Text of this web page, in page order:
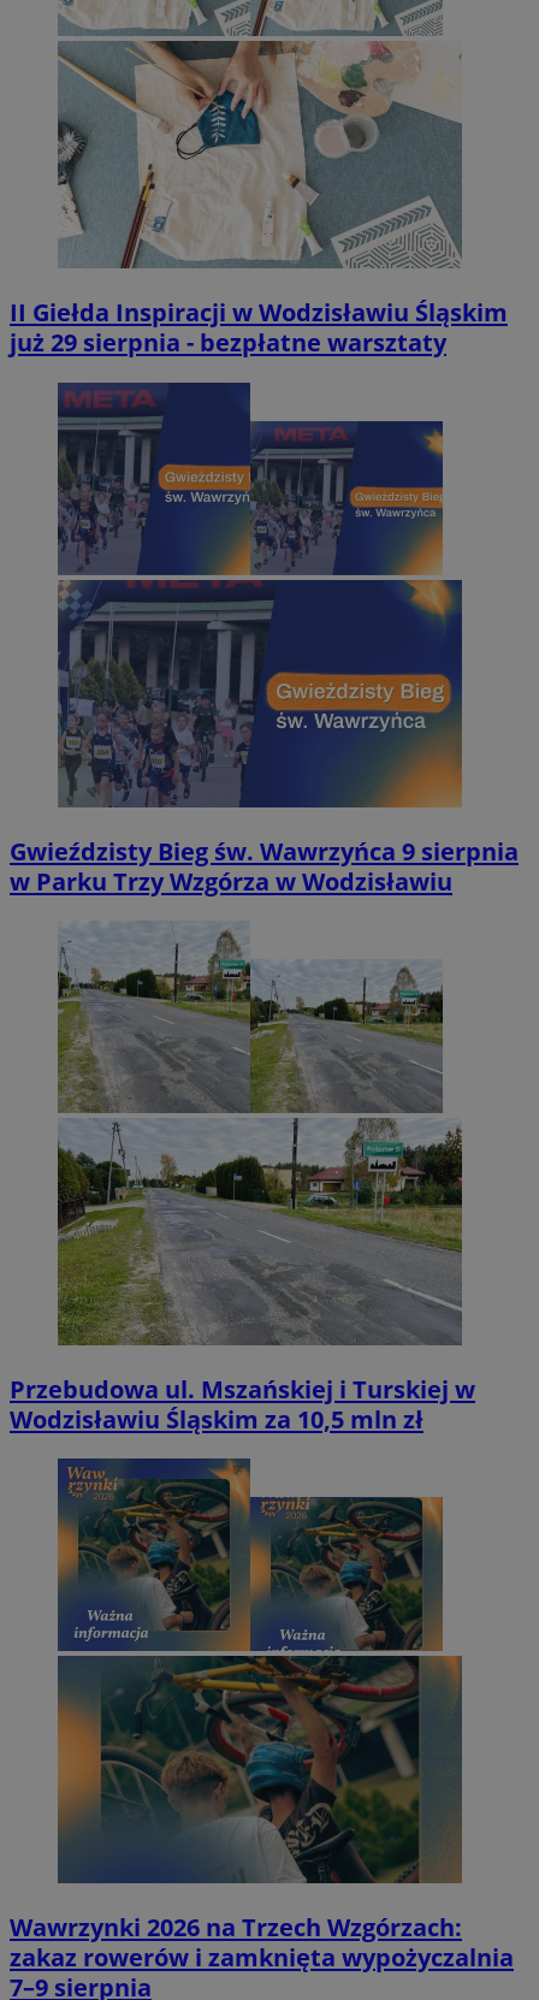
II Giełda Inspiracji w Wodzisławiu Śląskim
już 29 sierpnia - bezpłatne warsztaty
Gwieździsty Bieg św. Wawrzyńca 9 sierpnia
w Parku Trzy Wzgórza w Wodzisławiu
Przebudowa ul. Mszańskiej i Turskiej w
Wodzisławiu Śląskim za 10,5 mln zł
Wawrzynki 2026 na Trzech Wzgórzach:
zakaz rowerów i zamknięta wypożyczalnia
7–9 sierpnia